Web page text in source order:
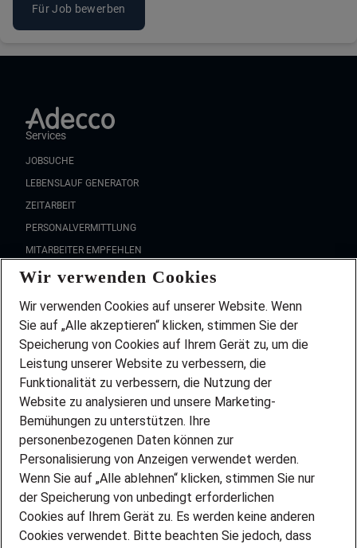
Für Job bewerben
Services
JOBSUCHE
LEBENSLAUF GENERATOR
ZEITARBEIT
PERSONALVERMITTLUNG
MITARBEITER EMPFEHLEN
FAQ
Wir stellen ein!
DEINE BERUFSGRUPPE
DEINE LEBENSSITUATION
PARTNERSHIP WITH AIRBUS
INITIATIV BEWERBEN
ÜBER UNS
STANDORTE
BLOG
PRESSE
Wir verwenden Cookies
Wir verwenden Cookies auf unserer Website. Wenn
Sie auf „Alle akzeptieren“ klicken, stimmen Sie der
Speicherung von Cookies auf Ihrem Gerät zu, um die
Leistung unserer Website zu verbessern, die
Funktionalität zu verbessern, die Nutzung der
Website zu analysieren und unsere Marketing-
Bemühungen zu unterstützen. Ihre
personenbezogenen Daten können zur
Personalisierung von Anzeigen verwendet werden.
Wenn Sie auf „Alle ablehnen“ klicken, stimmen Sie nur
der Speicherung von unbedingt erforderlichen
Cookies auf Ihrem Gerät zu. Es werden keine anderen
Cookies verwendet. Bitte beachten Sie jedoch, dass